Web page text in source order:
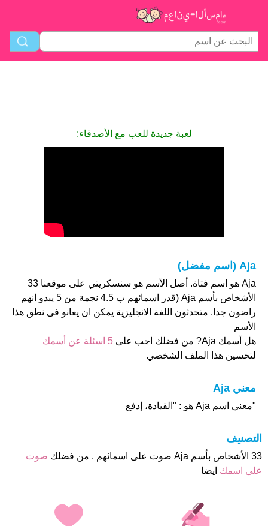
لعبة جديدة للعب مع الأصدقاء:
Aja (اسم مفضل)
Aja هو اسم فتاة. أصل الأسم هو سنسكريتي على موقعنا 33
الأشخاص بأسم Aja (قدر اسمائهم ب 4.5 نجمة من 5 يبدو انهم
راضون جدا. متحدثون اللغة الانجليزية يمكن ان يعانو فى نطق هذا
الأسم
هل أسمك Aja? من فضلك اجب على
5 اسئلة عن أسمك
لتحسين هذا الملف الشخصي
معني Aja
"معني اسم Aja هو : "القيادة، إدفع
التصنيف
33 الأشخاص بأسم Aja صوت على اسمائهم . من فضلك
صوت
على اسمك ايضا